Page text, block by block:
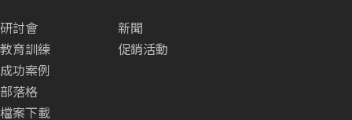
研討會
教育訓練
成功案例
部落格
檔案下載
新聞
促銷活動